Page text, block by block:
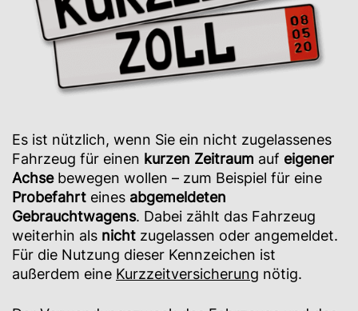
Es ist nützlich, wenn Sie ein nicht zugelassenes
Fahrzeug für einen kurzen Zeitraum auf eigener
Achsebewegen wollen – zum Beispiel für eine
Probefahrt eines abgemeldeten
Gebrauchtwagens. Dabei zählt das Fahrzeug
weiterhin als nicht zugelassen oder angemeldet.
Für die Nutzung dieser Kennzeichen ist
außerdem eine Kurzzeitversicherung nötig.